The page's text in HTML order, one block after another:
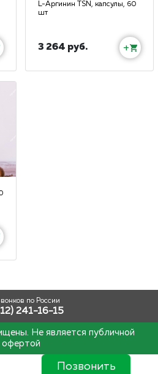
L-Аргинин TSN, капсулы, 60
шт
3 264 руб. +
по России
241-16-15
Не является публичной
офертой
Позвонить